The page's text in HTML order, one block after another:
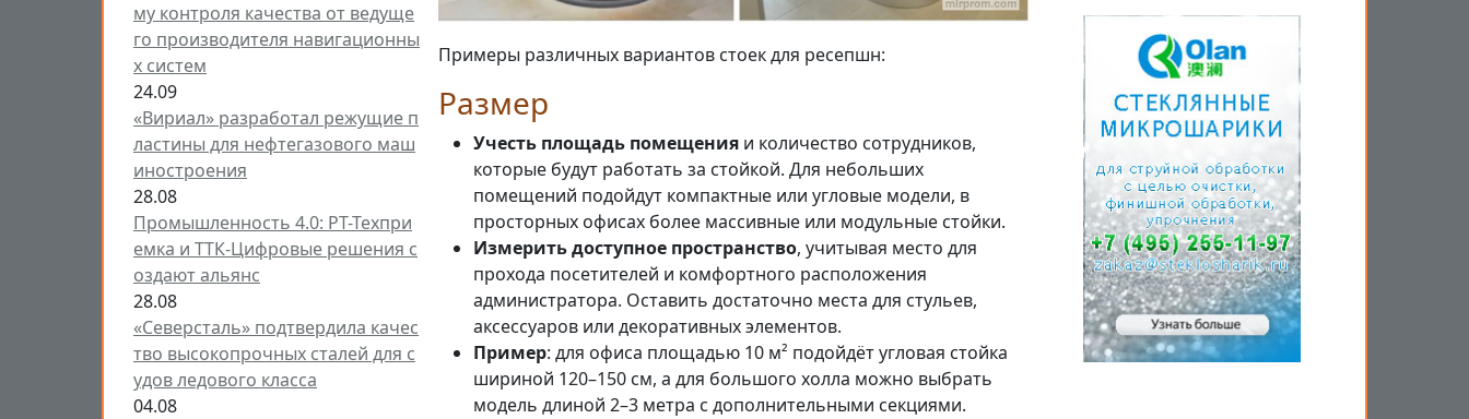
му контроля качества от ведуще
го производителя навигационны
х систем
24.09
«Вириал» разработал режущие п
ластины для нефтегазового маш
иностроения
28.08
Промышленность 4.0: РТ-Техпри
емка и ТТК-Цифровые решения с
оздают альянс
28.08
«Северсталь» подтвердила качес
тво высокопрочных сталей для с
удов ледового класса
04.08
Примеры различных вариантов стоек для ресепшн:
Размер
Учесть площадь помещения и количество сотрудников,
которые будут работать за стойкой. Для небольших
помещений подойдут компактные или угловые модели, в
просторных офисах более массивные или модульные стойки.
Измерить доступное пространство, учитывая место для
прохода посетителей и комфортного расположения
администратора. Оставить достаточно места для стульев,
аксессуаров или декоративных элементов.
Пример: для офиса площадью 10 м² подойдёт угловая стойка
шириной 120–150 см, а для большого холла можно выбрать
модель длиной 2–3 метра с дополнительными секциями.